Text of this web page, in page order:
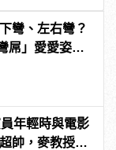
彎、左右彎？
屌」愛愛姿勢
年輕時與電影
帥，麥教授根